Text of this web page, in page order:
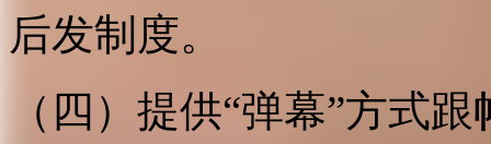
后发制度。
（四）提供“弹幕”方式